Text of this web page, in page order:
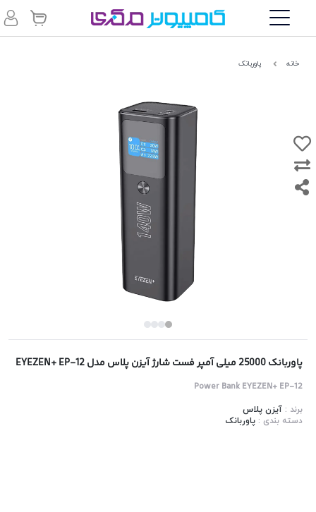
خانه پاوربانک
پاوربانک 25000 میلی آمپر فست شارژ آیزن پلاس مدل EYEZEN+ EP-12
Power Bank EYEZEN+ EP-12
برند :آیزن پلاس
دسته بندی :پاوربانک